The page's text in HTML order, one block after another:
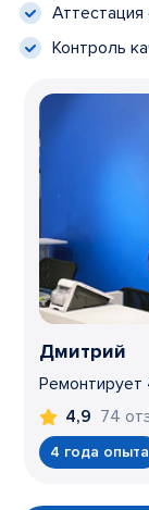
Аттестация
Контроль
Дмитрий
4,9 74
4 года опыта